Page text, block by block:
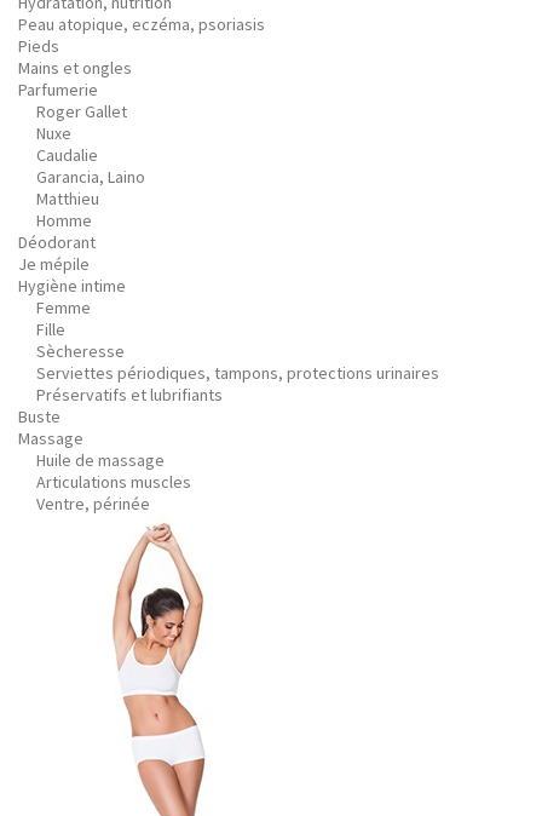
Peau atopique, eczéma, psoriasis
Pieds
Mains et ongles
Parfumerie
Roger Gallet
Nuxe
Caudalie
Garancia, Laino
Matthieu
Homme
Déodorant
Je mépile
Hygiène intime
Femme
Fille
Sècheresse
Serviettes périodiques, tampons, protections urinaires
Préservatifs et lubrifiants
Buste
Massage
Huile de massage
Articulations muscles
Ventre, périnée